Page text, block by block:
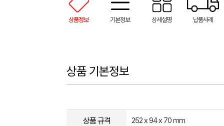
상품정보 기본정보 상세설명 납품사례
상품 기본정보
상품 규격 252 x 94 x 70 mm